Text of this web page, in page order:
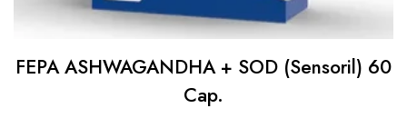
FEPA ASHWAGANDHA + SOD (Sensoril) 60
Cap.